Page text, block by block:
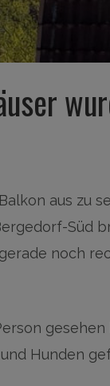
aus zu
Süd
noch
Hunden